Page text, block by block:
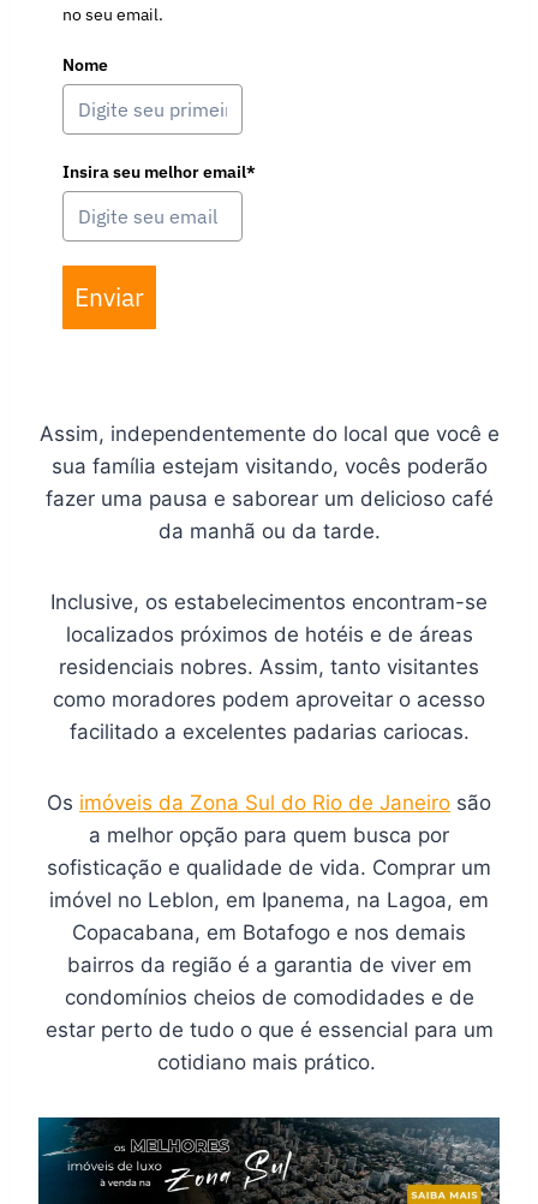
no seu email.
Nome
Insira seu melhor email*
Enviar
Assim, independentemente do local que você e
sua família estejam visitando, vocês poderão
fazer uma pausa e saborear um delicioso café
da manhã ou da tarde.
Inclusive, os estabelecimentos encontram-se
localizados próximos de hotéis e de áreas
residenciais nobres. Assim, tanto visitantes
como moradores podem aproveitar o acesso
facilitado a excelentes padarias cariocas.
Os imóveis da Zona Sul do Rio de Janeiro são
a melhor opção para quem busca por
sofisticação e qualidade de vida. Comprar um
imóvel no Leblon, em Ipanema, na Lagoa, em
Copacabana, em Botafogo e nos demais
bairros da região é a garantia de viver em
condomínios cheios de comodidades e de
estar perto de tudo o que é essencial para um
cotidiano mais prático.